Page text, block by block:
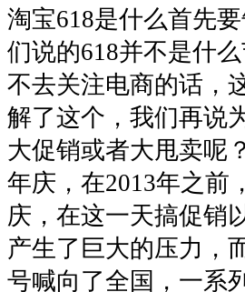
淘宝618是什么首先
们说的618并不是什
不去关注电商的话，
解了这个，我们再说
大促销或者大甩卖呢
年庆，在2013年之前
庆，在这一天搞促销
产生了巨大的压力，
号喊向了全国，一系